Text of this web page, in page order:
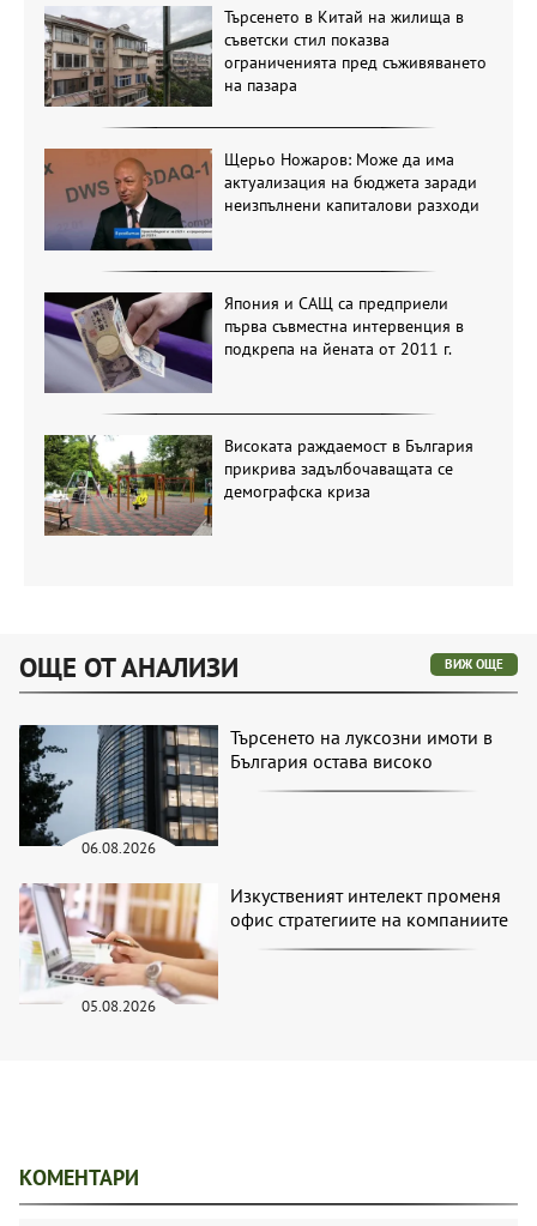
Търсенето в Китай на жилища в
съветски стил показва
ограниченията пред съживяването
на пазара
Щерьо Ножаров: Може да има
актуализация на бюджета заради
неизпълнени капиталови разходи
Япония и САЩ са предприели
първа съвместна интервенция в
подкрепа на йената от 2011 г.
Високата раждаемост в България
прикрива задълбочаващата се
демографска криза
ОЩЕ ОТ АНАЛИЗИ ВИЖ ОЩЕ
06.08.2026
Търсенето на луксозни имоти в
България остава високо
05.08.2026
Изкуственият интелект променя
офис стратегиите на компаниите
КОМЕНТАРИ